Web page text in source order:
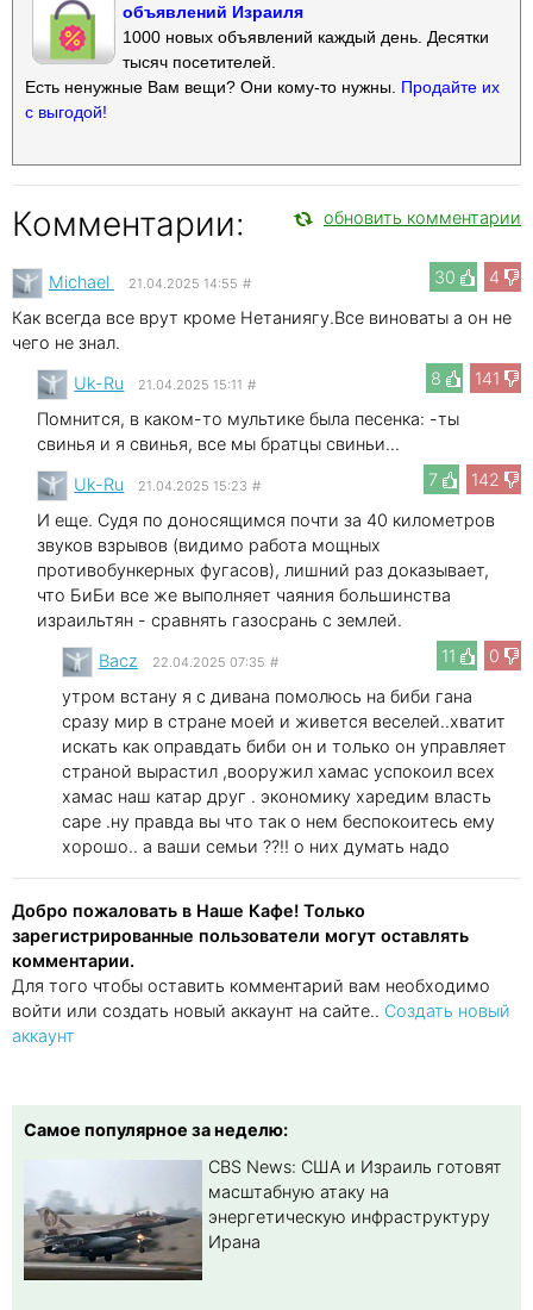
объявлений Израиля
1000 новых объявлений каждый день. Десятки
тысяч посетителей.
Есть ненужные Вам вещи? Они кому-то нужны. Продайте их
с выгодой!
Комментарии: обновить комментарии
30 4
Michael 21.04.2025 14:55 #
Как всегда все врут кроме Нетаниягу.Все виноваты а он не
чего не знал.
8
141
Uk-Ru 21.04.2025 15:11 #
Помнится, в каком-то мультике была песенка: -ты
свинья и я свинья, все мы братцы свиньи...
7
142
Uk-Ru 21.04.2025 15:23 #
И еще. Судя по доносящимся почти за 40 километров
звуков взрывов (видимо работа мощных
противобункерных фугасов), лишний раз доказывает,
что БиБи все же выполняет чаяния большинства
израильтян - сравнять газосрань с землей.
11
0
Bacz 22.04.2025 07:35 #
утром встану я с дивана помолюсь на биби гана
сразу мир в стране моей и живется веселей..хватит
искать как оправдать биби он и только он управляет
страной вырастил ,вооружил хамас успокоил всех
хамас наш катар друг . экономику харедим власть
саре .ну правда вы что так о нем беспокоитесь ему
хорошо.. а ваши семьи ??!! о них думать надо
Добро пожаловать в Наше Кафе! Только
зарегистрированные пользователи могут оставлять
комментарии.
Для того чтобы оставить комментарий вам необходимо
войти или создать новый аккаунт на сайте.. Создать новый
аккаунт
Самое популярное за неделю:
CBS News: США и Израиль готовят
масштабную атаку на
энергетическую инфраструктуру
Ирана